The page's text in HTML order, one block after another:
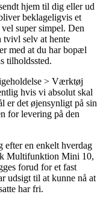
hjem til dig eller ud
beklageligvis et
super simpel. Den
tvivl selv at hente
med at du har bopæl
tilholdssted.
> Værktøj
hvis vi absolut skal
er det øjensynligt på sin
for levering på den
efter en enkelt hverdag
Multifunktion Mini 10,
forud for et fast
udsigt til at kunne nå at
har fri.